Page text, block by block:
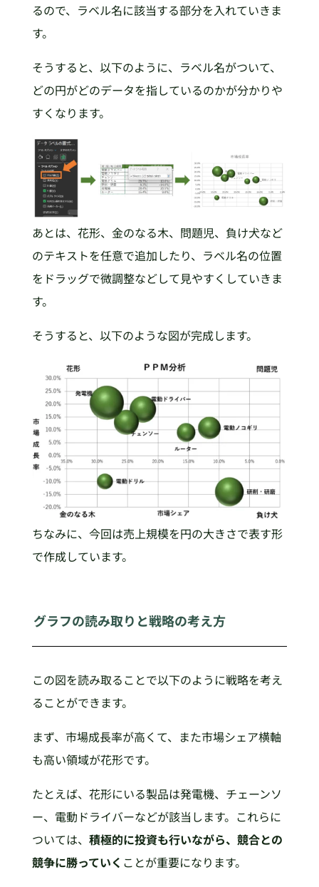
るので、ラベル名に該当する部分を入れていきま
す。
そうすると、以下のように、ラベル名がついて、
どの円がどのデータを指しているのかが分かりや
すくなります。
あとは、花形、金のなる木、問題児、負け犬など
のテキストを任意で追加したり、ラベル名の位置
をドラッグで微調整などして見やすくしていきま
す。
そうすると、以下のような図が完成します。
ちなみに、今回は売上規模を円の大きさで表す形
で作成しています。
グラフの読み取りと戦略の考え方
この図を読み取ることで以下のように戦略を考え
ることができます。
まず、市場成長率が高くて、また市場シェア横軸
も高い領域が花形です。
たとえば、花形にいる製品は発電機、チェーンソ
ー、電動ドライバーなどが該当します。これらに
ついては、 積極的に投資も行いながら、競合との
競争に勝っていく ことが重要になります。